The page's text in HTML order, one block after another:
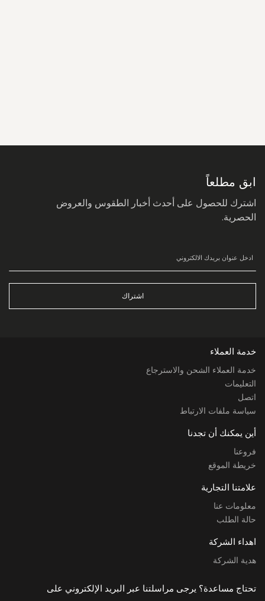
ابق مطلعاً
اشترك للحصول على أحدث أخبار الطقوس والعروض
الحصرية.
اشتراك
خدمة العملاء
خدمة العملاء الشحن والاسترجاع
التعليمات
اتصل
سياسة ملفات الارتباط
أين يمكنك أن تجدنا
فروعنا
خريطة الموقع
علامتنا التجارية
معلومات عنا
حالة الطلب
اهداء الشركة
هدية الشركة
تحتاج مساعدة؟ يرجى مراسلتنا عبر البريد الإلكتروني على